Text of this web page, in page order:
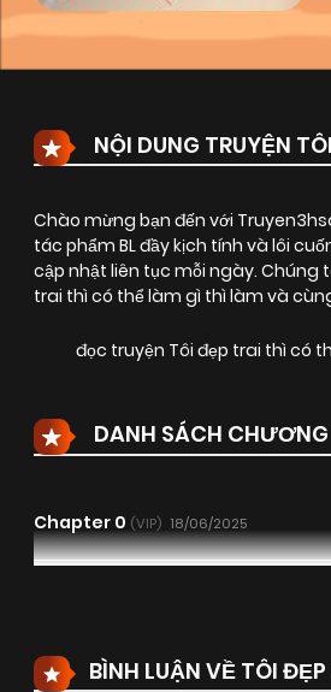
NỘI DUNG TRUYỆN
Chào mừng bạn đến với
tác phẩm BL đầy kịch tính và lôi
cập nhật liên tục mỗi ngày. Chúng
trai thì có thể làm gì thì làm và
đọc truyện Tôi đẹp trai thì có
DANH SÁCH
Chapter 0 (VIP) 18/06/2025
BÌNH LUẬN VỀ TÔI